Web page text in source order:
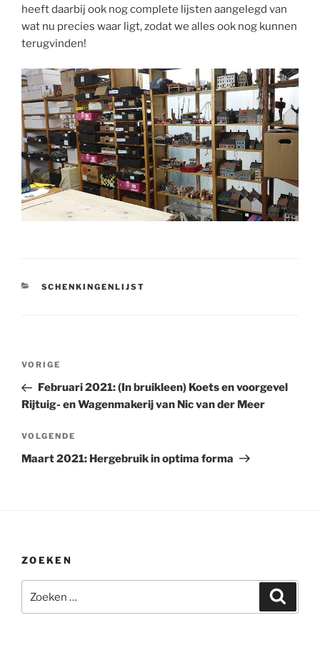
heeft daarbij ook nog complete lijsten aangelegd van
wat nu precies waar ligt, zodat we alles ook nog kunnen
terugvinden!
CATEGORIEËN
SCHENKINGENLIJST
Bericht
Vorig
bericht
VORIGE
Februari 2021: (In bruikleen) Koets en voorgevel
Rijtuig- en Wagenmakerij van Nic van der Meer
Volgend
bericht
VOLGENDE
Maart 2021: Hergebruik in optima forma
ZOEKEN
naar: